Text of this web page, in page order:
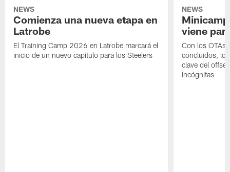
NEWS
Comienza una nueva etapa en
Latrobe
El Training Camp 2026 en Latrobe marcará el
inicio de un nuevo capítulo para los Steelers
NEWS
viene
Con los OTAs
concluidos,
clave del
incógnitas